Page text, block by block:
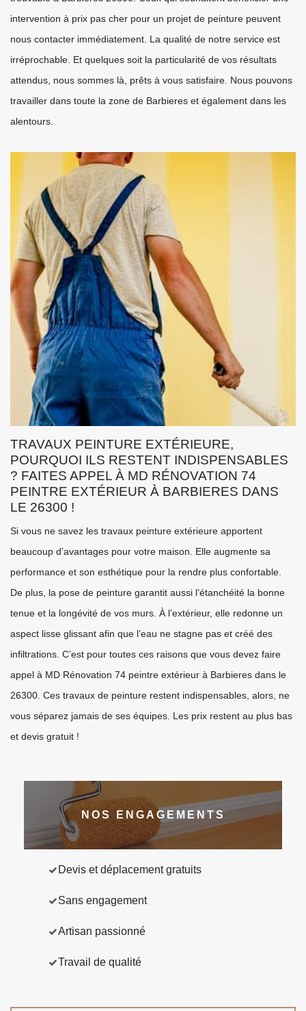
intervention à prix pas cher pour un projet de peinture peuvent
nous contacter immédiatement. La qualité de notre service est
irréprochable. Et quelques soit la particularité de vos résultats
attendus, nous sommes là, prêts à vous satisfaire. Nous pouvons
travailler dans toute la zone de Barbieres et également dans les
alentours.
TRAVAUX PEINTURE EXTÉRIEURE,
POURQUOI ILS RESTENT INDISPENSABLES
? FAITES APPEL À MD RÉNOVATION 74
PEINTRE EXTÉRIEUR À BARBIERES DANS
LE 26300 !
Si vous ne savez les travaux peinture extérieure apportent
beaucoup d’avantages pour votre maison. Elle augmente sa
performance et son esthétique pour la rendre plus confortable.
De plus, la pose de peinture garantit aussi l’étanchéité la bonne
tenue et la longévité de vos murs. À l’extérieur, elle redonne un
aspect lisse glissant afin que l’eau ne stagne pas et créé des
infiltrations. C’est pour toutes ces raisons que vous devez faire
appel à MD Rénovation 74 peintre extérieur à Barbieres dans le
26300. Ces travaux de peinture restent indispensables, alors, ne
vous séparez jamais de ses équipes. Les prix restent au plus bas
et devis gratuit !
NOS ENGAGEMENTS
Devis et déplacement gratuits
Sans engagement
Artisan passionné
Travail de qualité